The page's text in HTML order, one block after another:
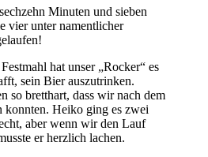
Minuten und sieben
vier unter namentlicher
hat unser „Rocker“ es
sein Bier auszutrinken.
so bretthart, dass wir nach dem
konnten. Heiko ging es zwei
aber wenn wir den Lauf
er herzlich lachen.